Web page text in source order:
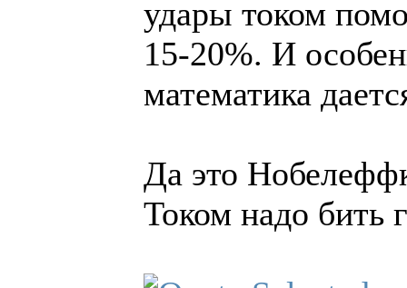
удары током
15-20%. И
математика
Да это
Током надо бить